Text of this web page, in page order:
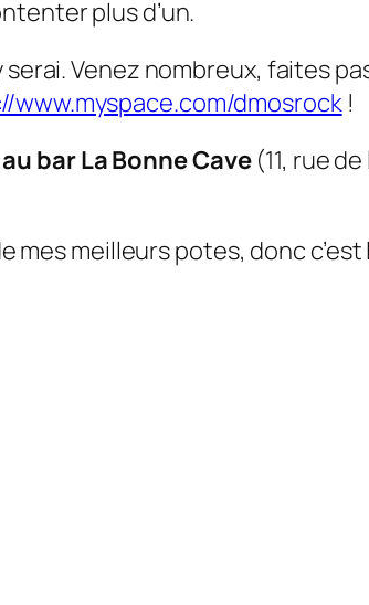
plus d’un.
serai. Venez nombreux, faites
www.myspace.com/dmosrock!
bar La Bonne Cave(11, rue
mes meilleurs potes, donc